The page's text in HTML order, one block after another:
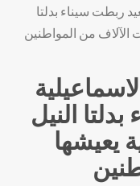
ربطت سيناء بدلتا
الآلاف من المواطنين
النيل
يعيشها